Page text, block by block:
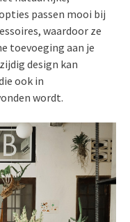
passen mooi bij
waardoor ze
toevoeging aan je
design kan
ook in
wordt.